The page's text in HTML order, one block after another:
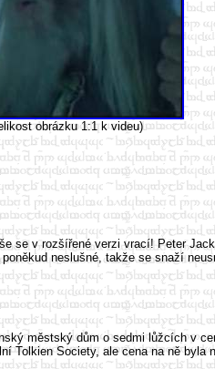
obrázku 1:1 k videu)
v rozšířené verzi vrací! Peter
neslušné, takže se snaží
městský dům o sedmi lůžcích v
Tolkien Society, ale cena na ně byla